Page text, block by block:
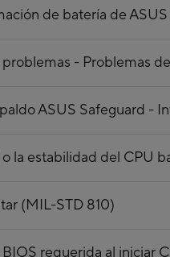
de batería de ASUS
- Problemas
ASUS Safeguard -
la estabilidad del CPU
(MIL-STD 810)
requerida al iniciar